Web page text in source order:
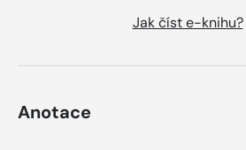
Jak číst e-knihu?
Anotace